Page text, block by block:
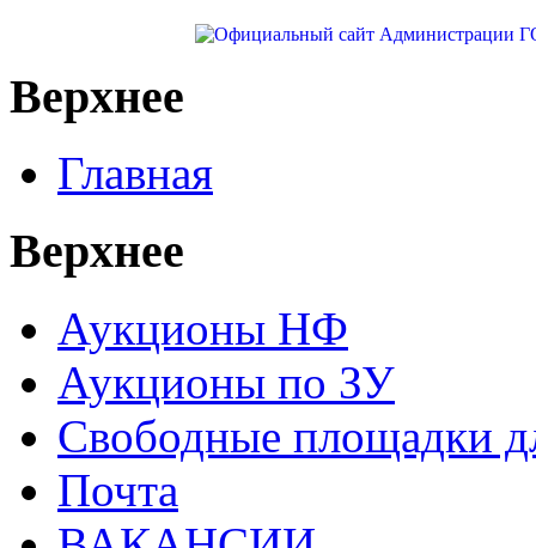
Верхнее
Главная
Верхнее
Аукционы НФ
Аукционы по ЗУ
Свободные площадки
Почта